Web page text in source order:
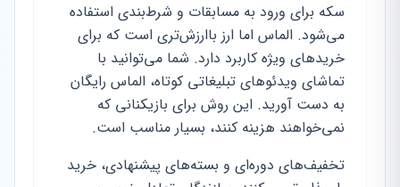
سکه برای ورود به مسابقات و شرط‌بندی استفاده
می‌شود. الماس اما ارز باارزش‌تری است که برای
خریدهای ویژه کاربرد دارد. شما می‌توانید با
تماشای ویدئوهای تبلیغاتی کوتاه، الماس رایگان
به دست آورید. این روش برای بازیکنانی که
نمی‌خواهند هزینه کنند، بسیار مناسب است.
تخفیف‌های دوره‌ای و بسته‌های پیشنهادی، خرید